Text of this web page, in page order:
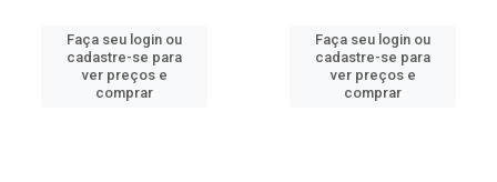
Faça seu login ou
cadastre-se para
ver preços e
comprar
Faça seu login ou
cadastre-se para
ver preços e
comprar